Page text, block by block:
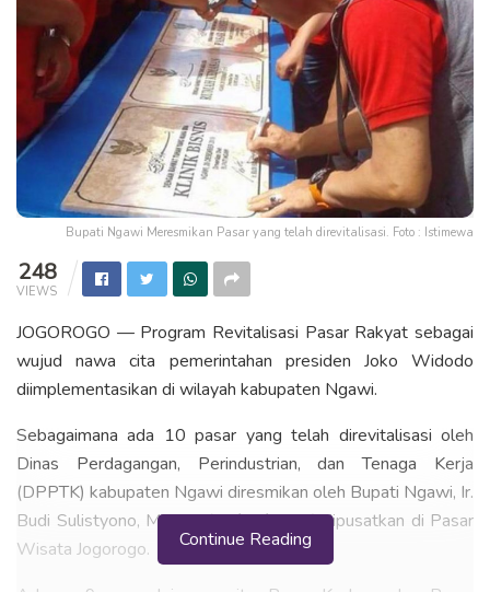
Bupati Ngawi Meresmikan Pasar yang telah direvitalisasi. Foto : Istimewa
248
VIEWS
JOGOROGO — Program Revitalisasi Pasar Rakyat sebagai
wujud nawa cita pemerintahan presiden Joko Widodo
diimplementasikan di wilayah kabupaten Ngawi.
Sebagaimana ada 10 pasar yang telah direvitalisasi oleh
Dinas Perdagangan, Perindustrian, dan Tenaga Kerja
(DPPTK) kabupaten Ngawi diresmikan oleh Bupati Ngawi, Ir.
Budi Sulistyono, Minggu (29/12/2019) dipusatkan di Pasar
Wisata Jogorogo.
Adapun 9 pasar lainnya yaitu, Pasar Kedunggalar, Pasar
Continue Reading